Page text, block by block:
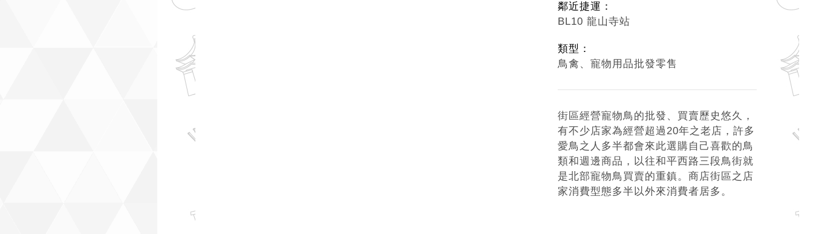
鄰近捷運：
BL10 龍山寺站
類型：
鳥禽、寵物用品批發零售
街區經營寵物鳥的批發、買賣歷史悠久，
有不少店家為經營超過20年之老店，許多
愛鳥之人多半都會來此選購自己喜歡的鳥
類和週邊商品，以往和平西路三段鳥街就
是北部寵物鳥買賣的重鎮。商店街區之店
家消費型態多半以外來消費者居多。